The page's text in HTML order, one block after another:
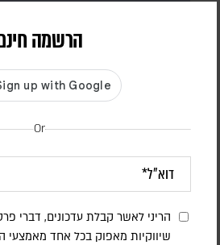
הרשמה
Or
הריני לאשר קבלת עדכונים, דברי
שיווקיות מאפוק בכל אחד
איראן: ההבנות עם עומאן
קרובות לסיכום – אך לא